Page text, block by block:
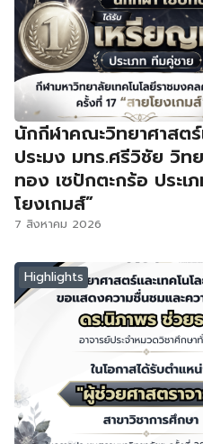
นักกีฬาคณะวิทยาศาสตร์
ประมง มทร.ศรีวิชัย วิท
ทอง เซปักตะกร้อ ประเ
โยงเกมส์”
7 สิงหาคม 2026
Highlights